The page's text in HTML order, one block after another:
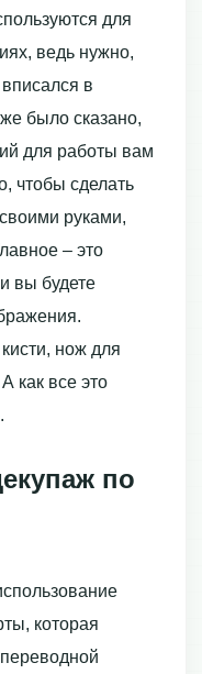
для
ведь нужно,
в
было сказано,
для работы вам
чтобы сделать
руками,
– это
вы будете
нож для
как все это
по
которая